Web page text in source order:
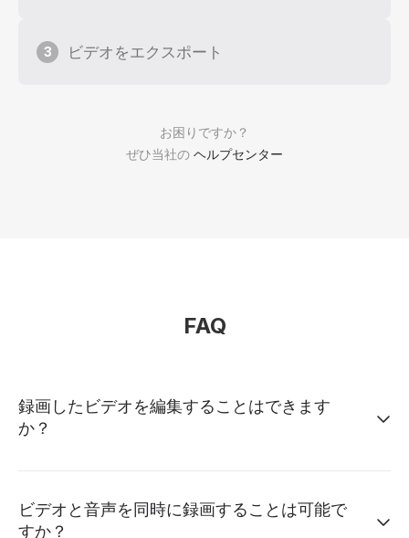
お困りですか？
ぜひ当社の ヘルプセンター
3 ビデオをエクスポート
FAQ
録画したビデオを編集することはできます
か？
ビデオと音声を同時に録画することは可能で
すか？